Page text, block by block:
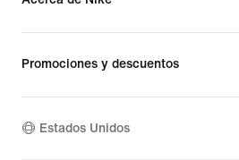
Promociones y descuentos
Estados Unidos